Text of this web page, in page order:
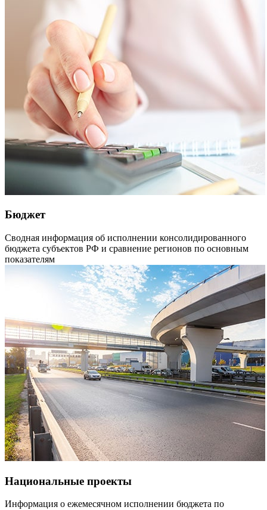
Бюджет
Сводная информация об исполнении консолидированного
бюджета субъектов РФ и сравнение регионов по основным
показателям
Национальные проекты
Информация о ежемесячном исполнении бюджета по